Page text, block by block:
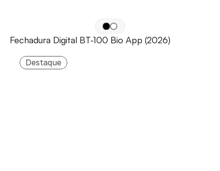
Fechadura Digital BT-100 Bio App (2026)
Destaque